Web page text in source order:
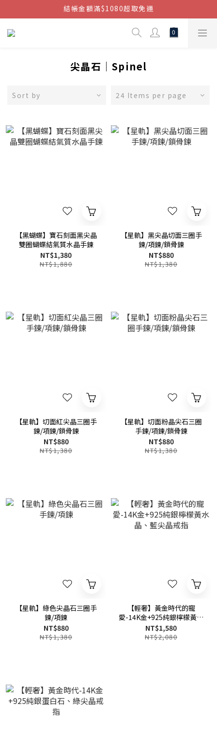
結帳金額滿$1080超取免運
結帳金額滿$1080超取免運
結帳金額滿$1080超取免運
尖晶石｜Spinel
Sort by 24 Items per page
【黑蝴蝶】寶石刻面黑尖晶
雙圈蝴蝶結氣質水晶手鍊
NT$1,380
NT$1,880
【星軌】黑尖晶切面三圈手
鍊/項鍊/鎖骨鍊
NT$880
NT$1,380
【星軌】切面紅尖晶三圈手
鍊/項鍊/鎖骨鍊
NT$880
NT$1,380
【星軌】切面粉晶尖石三圈
手鍊/項鍊/鎖骨鍊
NT$880
NT$1,380
【星軌】綠色尖晶石三圈手
鍊/項鍊
NT$880
NT$1,380
【輕奢】黃金時代的寵
愛-14K金+925純銀檸檬黃水
晶、藍尖晶戒指
NT$1,580
NT$2,080